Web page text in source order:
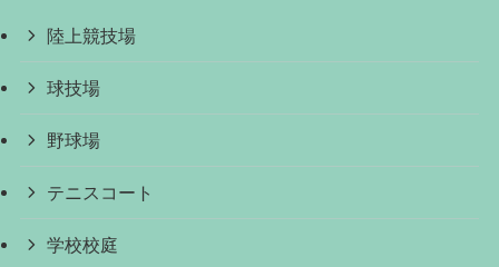
陸上競技場
球技場
野球場
テニスコート
学校校庭